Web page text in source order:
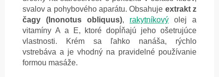
svalov a pohybového aparátu. Obsahuje extrakt z
čagy (Inonotus obliquus), rakytníkový olej a
vitamíny A a E, ktoré dopĺňajú jeho ošetrujúce
vlastnosti. Krém sa ľahko nanáša, rýchlo
vstrebáva a je vhodný na pravidelné používanie
formou masáže.